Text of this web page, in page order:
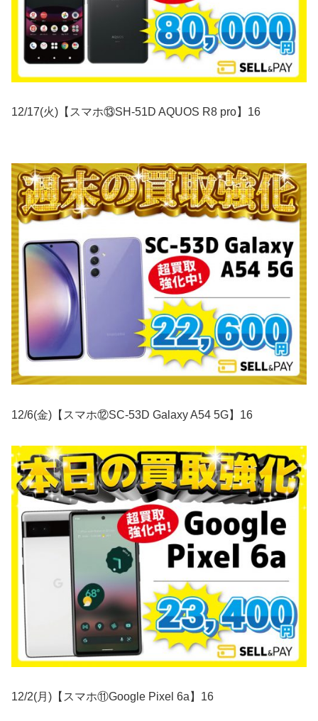
12/17(火)【スマホ⑬SH-51D AQUOS R8 pro】16
12/6(金)【スマホ⑫SC-53D Galaxy A54 5G】16
12/2(月)【スマホ⑪Google Pixel 6a】16